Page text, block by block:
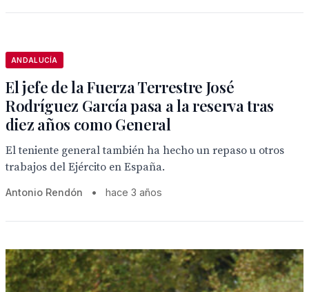
ANDALUCÍA
El jefe de la Fuerza Terrestre José
Rodríguez García pasa a la reserva tras
diez años como General
El teniente general también ha hecho un repaso u otros
trabajos del Ejército en España.
Antonio Rendón • hace 3 años